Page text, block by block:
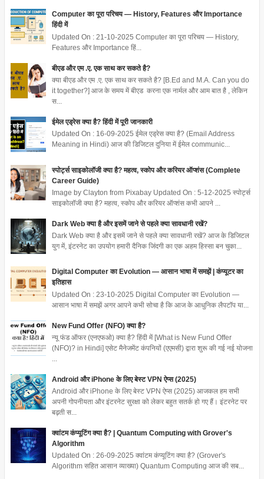
Computer का पूरा परिचय — History, Features और Importance
हिंदी में
Updated On : 21-10-2025 Computer का पूरा परिचय — History,
Features और Importance हिं...
बीएड और एम .ए. एक साथ कर सकते है?
क्या बीएड और एम .ए. एक साथ कर सकते है? [B.Ed and M.A. Can you do
it together?] आज के समय में बीएड करना एक नार्मल और आम बात है , लेकिन
स...
ईमेल एड्रेस क्या है? हिंदी में पूरी जानकारी
Updated On : 16-09-2025 ईमेल एड्रेस क्या है? (Email Address
Meaning in Hindi) आज की डिजिटल दुनिया में ईमेल communic...
स्पोर्ट्स साइकोलॉजी क्या है? महत्व, स्कोप और करियर ऑप्शंस (Complete
Career Guide)
Image by Clayton from Pixabay Updated On : 5-12-2025 स्पोर्ट्स
साइकोलॉजी क्या है? महत्व, स्कोप और करियर ऑप्शंस कभी आपने ...
Dark Web क्या है और इसमें जाने से पहले क्या सावधानी रखें?
Dark Web क्या है और इसमें जाने से पहले क्या सावधानी रखें? आज के डिजिटल
युग में, इंटरनेट का उपयोग हमारी दैनिक जिंदगी का एक अहम हिस्सा बन चुका...
Digital Computer का Evolution — आसान भाषा में समझें | कंप्यूटर का
इतिहास
Updated On : 23-10-2025 Digital Computer का Evolution —
आसान भाषा में समझें अगर आपने कभी सोचा है कि आज के आधुनिक लैपटॉप या...
New Fund Offer (NFO) क्या है?
न्यू फंड ऑफर (एनएफओ) क्या है? हिंदी में [What is New Fund Offer
(NFO)? in Hindi] एसेट मैनेजमेंट कंपनियों (एएमसी) द्वारा शुरू की गई नई योजना
...
Android और iPhone के लिए बेस्ट VPN ऐप्स (2025)
Android और iPhone के लिए बेस्ट VPN ऐप्स (2025) आजकल हम सभी
अपनी गोपनीयता और इंटरनेट सुरक्षा को लेकर बहुत सतर्क हो गए हैं। इंटरनेट पर
बढ़ती स...
क्वांटम कंप्यूटिंग क्या है? | Quantum Computing with Grover's
Algorithm
Updated On : 26-09-2025 क्वांटम कंप्यूटिंग क्या है? (Grover's
Algorithm सहित आसान व्याख्या) Quantum Computing आज की सब...